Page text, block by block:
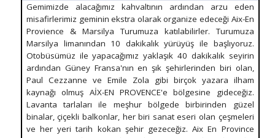
Gemimizde alacağımız kahvaltının ardından arzu eden
misafirlerimiz geminin ekstra olarak organize edeceği Aix-En
Provience & Marsilya Turumuza katılabilirler. Turumuza
Marsilya limanından 10 dakikalık yürüyüş ile başlıyoruz.
Otobüsümüz ile yapacağımız yaklaşık 40 dakikalık seyirin
ardından Güney Fransa'nın en şık şehirlerinden biri olan,
Paul Cezzanne ve Emile Zola gibi birçok yazara ilham
kaynağı olmuş AİX-EN PROVENCE'e bölgesine gideceğiz.
Lavanta tarlaları ile meşhur bölgede birbirinden güzel
binalar, çiçekli balkonlar, her biri sanat eseri olan çeşmeleri
ve her yeri tarih kokan şehir gezeceğiz. Aix En Province